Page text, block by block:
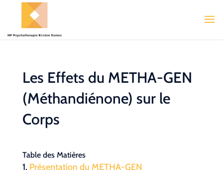
Les Effets du METHA-GEN
(Méthandiénone) sur le
Corps
Table des Matières
Présentation du METHA-GEN